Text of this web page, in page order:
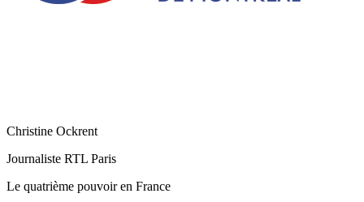
Christine Ockrent
Journaliste RTL Paris
Le quatrième pouvoir en France